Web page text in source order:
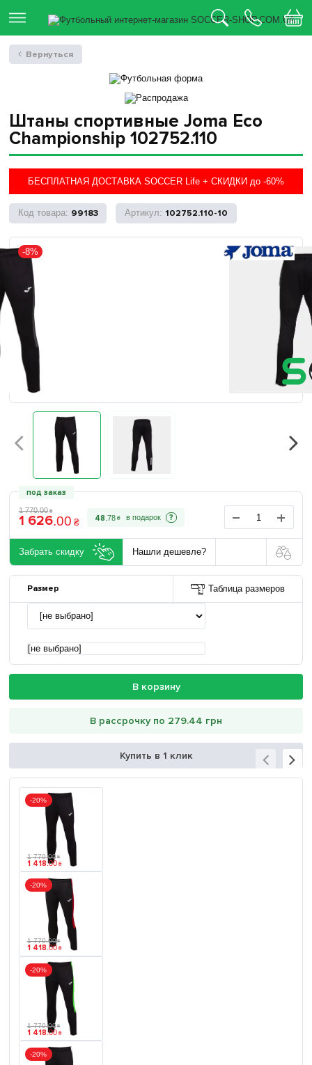
Штаны спортивные Joma Eco
Championship 102752.110
БЕСПЛАТНАЯ ДОСТАВКА SOCCER Life + СКИДКИ до -60%
99183 102752.110-10
-8%
под заказ
1 770.00 ₴
1 626.00 ₴ 48 .78 ₴ ?
Забрать скидку Нашли дешевле?
Размер Таблица размеров
[не выбрано]
В корзину
В рассрочку по 279.44 грн
Купить в 1 клик
-20%
1 770.00 ₴
1 418.00 ₴
-20%
1 770.00 ₴
1 418 00 ₴
-20%
1 770.00 ₴
1 418.00 ₴
-20%
Вернуться